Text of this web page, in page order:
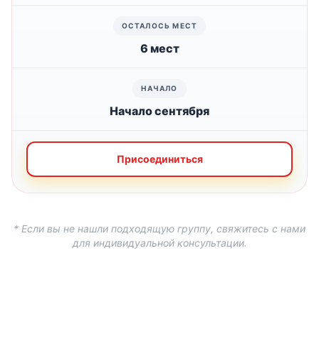
6 мест
Начало сентября
Присоединиться
* Если вы не нашли подходящую группу, свяжитесь с нами
для индивидуальной консультации.